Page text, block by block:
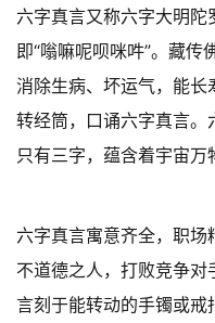
六字真言又称六字大明陀
即“嗡嘛呢呗咪吽”。藏传
消除生病、坏运气，能
转经筒，口诵六字真言。
只有三字，蕴含着宇宙万
六字真言寓意齐全，职
不道德之人，打败竞争
言刻于能转动的手镯或